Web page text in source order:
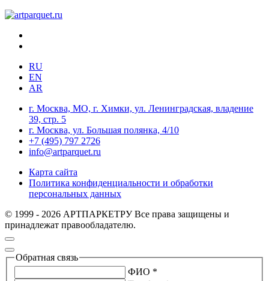
RU
EN
AR
г. Москва, МО, г. Химки, ул. Ленинградская, владение
39, стр. 5
г. Москва, ул. Большая полянка, 4/10
+7 (495) 797 2726
info@artparquet.ru
Карта сайта
Политика конфиденциальности и обработки
персональных данных
© 1999 - 2026 АРТПАРКЕТРУ Все права защищены и
принадлежат правообладателю.
Обратная связь
ФИО *